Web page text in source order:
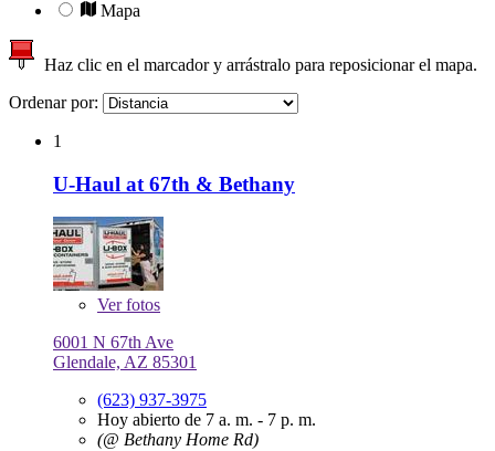
Mapa
Haz clic en el marcador y arrástralo para reposicionar el mapa.
Ordenar por:
1
U-Haul at 67th & Bethany
Verfotos
6001 N 67th Ave
Glendale, AZ 85301
(623) 937-3975
Hoy abierto de 7 a. m. - 7 p. m.
(@ Bethany Home Rd)